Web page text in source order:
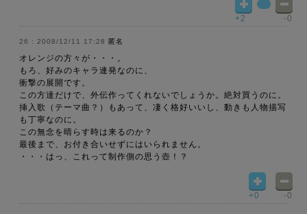
+2 -0
2008/12/11 17:28 匿名
オレンジの方々が・・・。
もろ、好みのキャラ連発なのに、
衝撃の展開です。
この方達だけで、外伝作ってくれないでしょうか。絶対買うのに。
挿入歌（テーマ曲？）もあって、凄く格好いいし、動きも人物描写
も丁寧なのに。
この無念を晴らす時は来るのか？
最後まで、お付き合いせずにはいられません。
・・・はっ、これって制作側の思う壺！？
+0 -0